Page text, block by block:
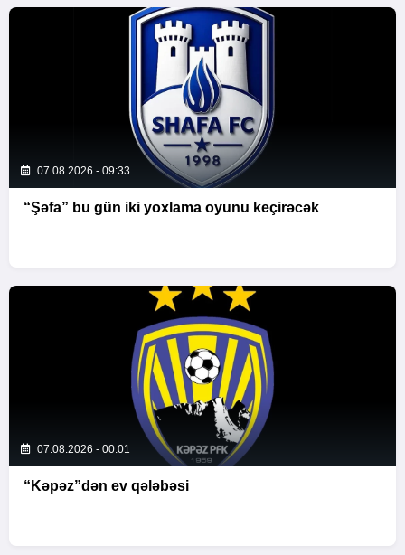
07.08.2026 - 09:33
“Şəfa” bu gün iki yoxlama oyunu keçirəcək
07.08.2026 - 00:01
“Kəpəz”dən ev qələbəsi